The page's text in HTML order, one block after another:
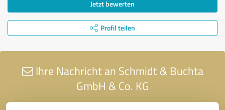
Jetzt bewerten
Profil teilen
Ihre Nachricht an Schmidt & Buchta
GmbH & Co. KG